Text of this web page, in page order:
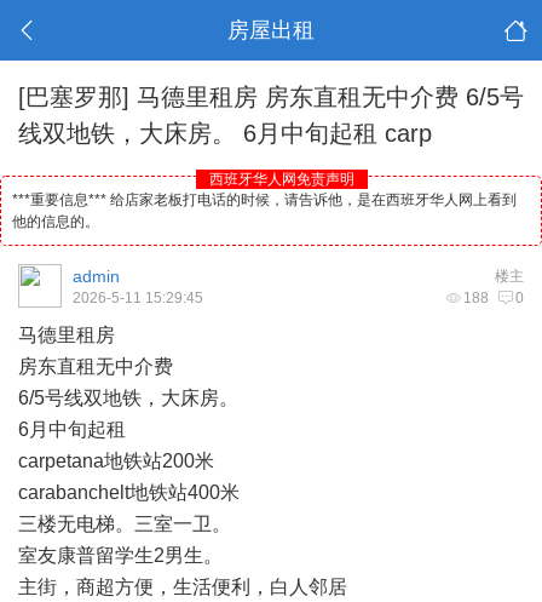
房屋出租
[巴塞罗那] 马德里租房 房东直租无中介费 6/5号
线双地铁，大床房。 6月中旬起租 carp
西班牙华人网免责声明
***重要信息*** 给店家老板打电话的时候，请告诉他，是在西班牙华人网上看到
他的信息的。
楼主
admin
188 0
2026-5-11 15:29:45
马德里租房
房东直租无中介费
6/5号线双地铁，大床房。
6月中旬起租
carpetana地铁站200米
carabanchelt地铁站400米
三楼无电梯。三室一卫。
室友康普留学生2男生。
主街，商超方便，生活便利，白人邻居